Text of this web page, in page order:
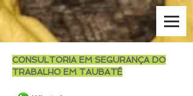
CONSULTORIA EM SEGURANÇA DO
TRABALHO EM TAUBATÉ